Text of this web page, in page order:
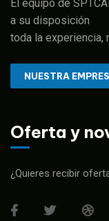
El equipo de
a su disposición
toda la
NUESTRA
Oferta y
¿Quieres recibir